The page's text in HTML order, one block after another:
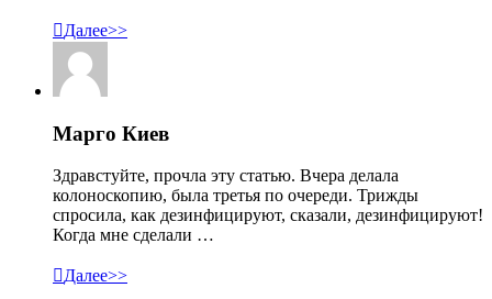
Далее>>
Марго Киев
Здравстуйте, прочла эту статью. Вчера делала
колоноскопию, была третья по очереди. Трижды
спросила, как дезинфицируют, сказали, дезинфицируют!
Когда мне сделали …
Далее>>